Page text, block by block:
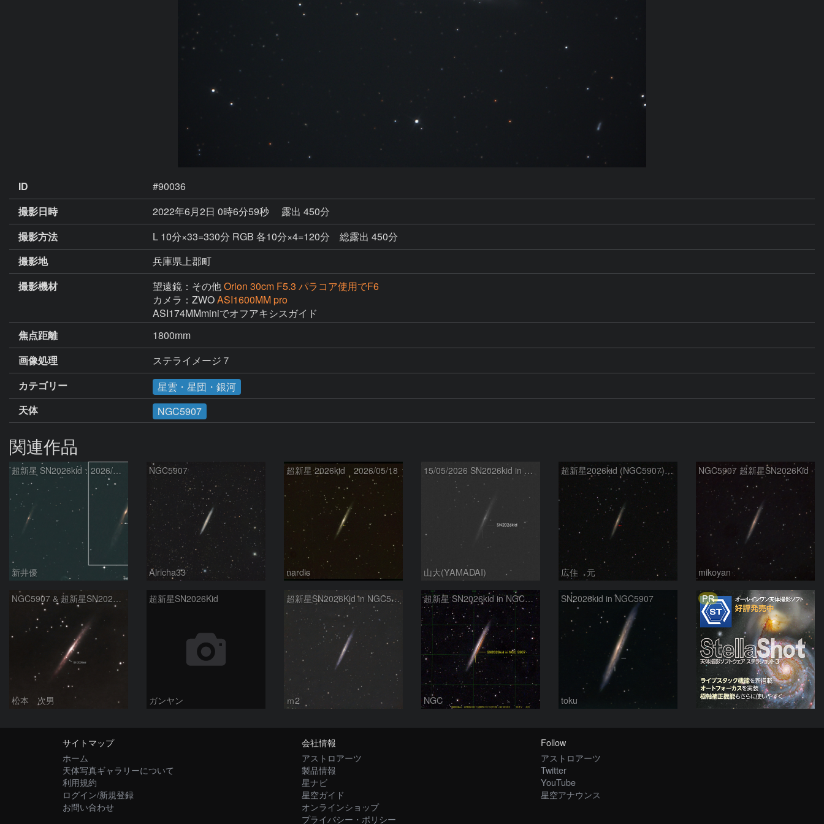
ID
#90036
撮影日時
2022年6月2日 0時6分59秒
露出 450分
撮影方法
L 10分×33=330分 RGB 各10分×4=120分 総露出 450分
撮影地
兵庫県上郡町
撮影機材
望遠鏡：その他Orion 30cm F5.3 パラコア使用でF6
カメラ：ZWOASI1600MM pro
ASI174MMminiでオフアキシスガイド
焦点距離
1800mm
画像処理
ステライメージ７
カテゴリー
星雲・星団・銀河
天体
NGC5907
関連作品
超新星 SN2026kid：2026/05/18
新井優
NGC5907
Alricha33
超新星 2026kid 2026/05/18
nardis
15/05/2026 SN2026kid in NGC5907
山大(YAMADAI)
超新星2026kid (NGC5907) 5/17
広住 元
NGC5907 超新星SN2026Kid
mikoyan
NGC5907 & 超新星SN2026kid
松本 次男
超新星SN2026Kid
ガンヤン
超新星SN2026Kid in NGC5907
ｍ2
超新星 SN2026kid in NGC5907
NGC
SN2026kid in NGC5907
toku
PR
サイトマップ
ホーム
天体写真ギャラリーについて
利用規約
ログイン/新規登録
お問い合わせ
会社情報
アストロアーツ
製品情報
星ナビ
星空ガイド
オンラインショップ
プライバシー・ポリシー
Follow
アストロアーツ
Twitter
YouTube
星空アナウンス